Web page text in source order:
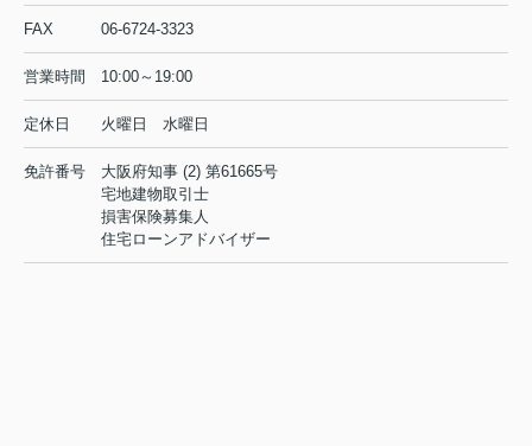
FAX 06-6724-3323
営業時間 10:00～19:00
定休日 火曜日 水曜日
免許番号
大阪府知事 (2) 第61665号
宅地建物取引士
損害保険募集人
住宅ローンアドバイザー